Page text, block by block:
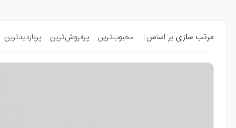
مرتب سازی بر اساس: محبوب‌ترین پرفروش‌ترین پربازدیدترین